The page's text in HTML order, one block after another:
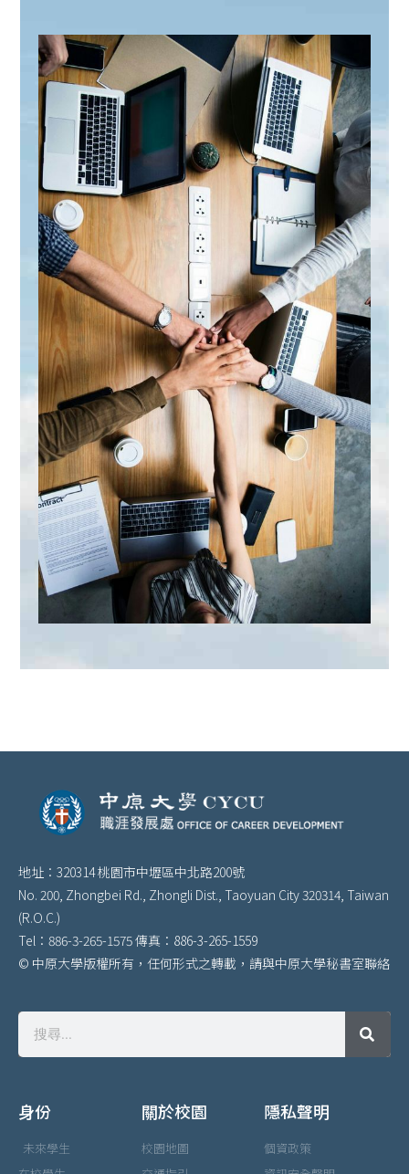
地址：320314 桃園市中壢區中北路200號
No. 200, Zhongbei Rd., Zhongli Dist., Taoyuan City 320314, Taiwan
(R.O.C.)
Tel：886-3-265-1575 傳真：886-3-265-1559
© 中原大學版權所有，任何形式之轉載，請與中原大學秘書室聯絡
身份
未來學生
關於校園
校園地圖
隱私聲明
個資政策